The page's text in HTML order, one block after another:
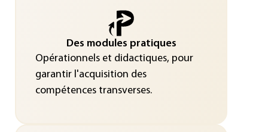
Des modules pratiques
Opérationnels et didactiques, pour
garantir l'acquisition des
compétences transverses.